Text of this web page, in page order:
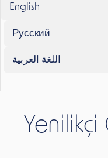
English
Русский
اللغة العربية
Yenilikçi